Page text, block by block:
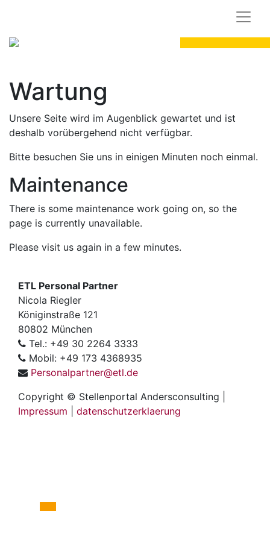
Wartung
Unsere Seite wird im Augenblick gewartet und ist
deshalb vorübergehend nicht verfügbar.
Bitte besuchen Sie uns in einigen Minuten noch einmal.
Maintenance
There is some maintenance work going on, so the
page is currently unavailable.
Please visit us again in a few minutes.
ETL Personal Partner
Nicola Riegler
Königinstraße 121
80802 München
Tel.: +49 30 2264 3333
Mobil: +49 173 4368935
Personalpartner@etl.de
Copyright © Stellenportal Andersconsulting |
Impressum
datenschutzerklaerung